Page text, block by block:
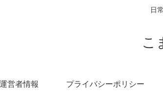
日
こ
運営者情報 プライバシーポリシー